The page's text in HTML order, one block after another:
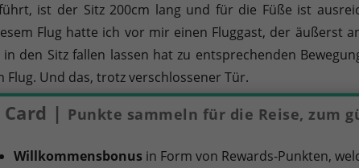
ist der Sitz 200cm lang und für die Füße ist
Flug hatte ich vor mir einen Fluggast, der äußerst
den Sitz fallen lassen hat zu entsprechenden
Und das, trotz verschlossener Tür.
| Punkte sammeln für die Reise, zum
Willkommensbonus in Form von Rewards-Punkten,